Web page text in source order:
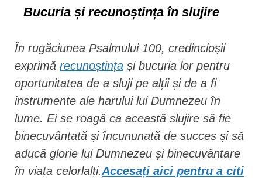
Bucuria și recunoștința în slujire
În rugăciunea Psalmului 100, credincioșii
exprimă recunoștința și bucuria lor pentru
oportunitatea de a sluji pe alții și de a fi
instrumente ale harului lui Dumnezeu în
lume. Ei se roagă ca această slujire să fie
binecuvântată și încununată de succes și să
aducă glorie lui Dumnezeu și binecuvântare
în viața celorlalți.Accesați aici pentru a citi